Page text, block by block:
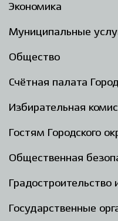
Экономика
Муниципальные
Общество
Счётная палата
Избирательная
Гостям Городского
Общественная
Градостроительство
Государственные